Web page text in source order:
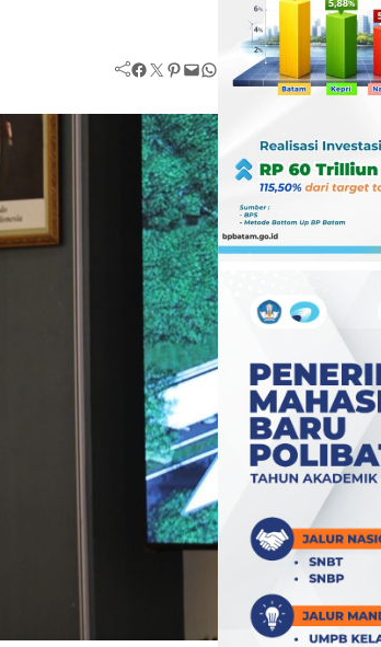
Facebook Twitter Pinterest Mail WhatsApp